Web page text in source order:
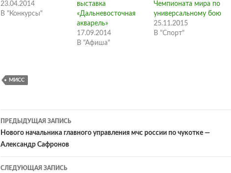
23.04.2014
В "Конкурсы"
выставка
«Дальневосточная
акварель»
17.09.2014
В "Афиша"
Чемпионата мира по
универсальному бою
25.11.2015
В "Спорт"
МИСС
Навигация
по
записям
ПРЕДЫДУЩАЯ ЗАПИСЬ
Нового начальника главного управления мчс россии по чукотке —
Александр Сафронов
СЛЕДУЮЩАЯ ЗАПИСЬ